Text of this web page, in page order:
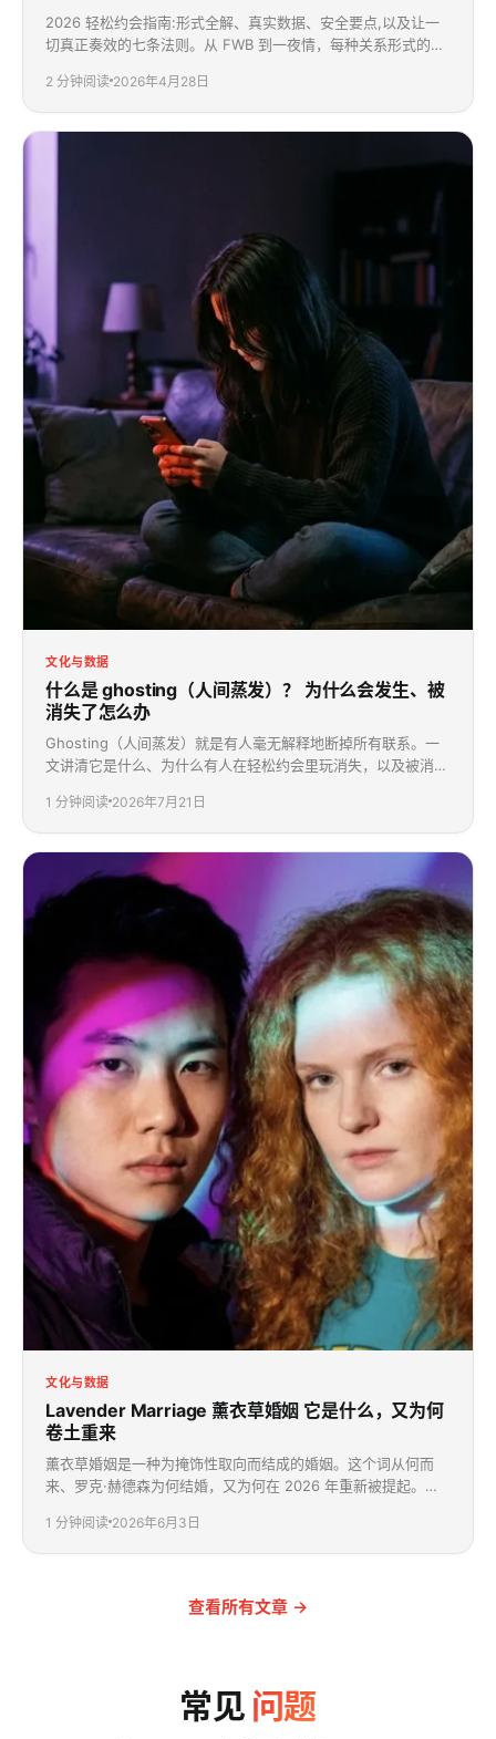
2026 轻松约会指南:形式全解、真实数据、安全要点,以及让一
切真正奏效的七条法则。从 FWB 到一夜情，每种关系形式的边
2 分钟阅读 2026年4月28日
文化与数据
什么是 ghosting（人间蒸发）？
为什么会发生、被
消失了怎么办
Ghosting（人间蒸发）就是有人毫无解释地断掉所有联系。一
文讲清它是什么、为什么有人在轻松约会里玩消失，以及被消失
1 分钟阅读 2026年7月21日
文化与数据
Lavender Marriage 薰衣草婚姻 它是什么，又为何
卷土重来
薰衣草婚姻是一种为掩饰性取向而结成的婚姻。这个词从何而
来、罗克·赫德森为何结婚，又为何在 2026 年重新被提起。从
1 分钟阅读 2026年6月3日
查看所有文章 →
常见 问题